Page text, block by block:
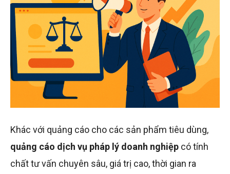
Khác với quảng cáo cho các sản phẩm tiêu dùng,
quảng cáo dịch vụ pháp lý doanh nghiệp có tính
chất tư vấn chuyên sâu, giá trị cao, thời gian ra